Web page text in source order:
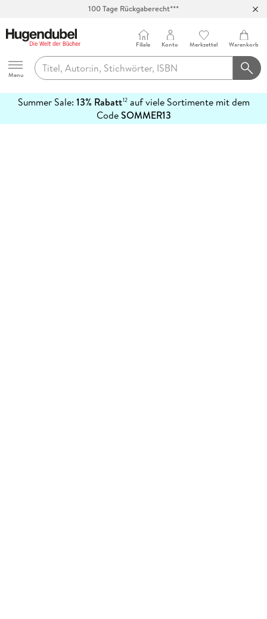
100 Tage Rückgaberecht***
Hugendubel
Menu
Filiale Konto Merkzettel Warenkorb
Summer Sale: 13% Rabatt12auf viele Sortimente mit dem
CodeSOMMER13
erfahren